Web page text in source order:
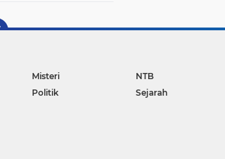
Misteri
NTB
Politik
Sejarah